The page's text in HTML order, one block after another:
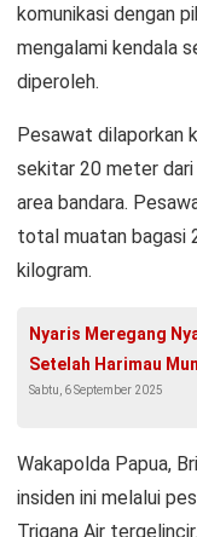
komunikasi dengan
mengalami kendala
diperoleh.
Pesawat dilaporkan
sekitar 20 meter dari
area bandara.
total muatan bagasi
kilogram.
Nyaris Meregang
Setelah Harimau
Sabtu, 6 September 2025
Wakapolda Papua,
insiden ini melalui
Trigana Air